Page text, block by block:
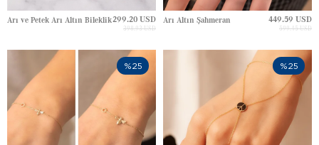
Arı ve Petek Arı Altın Bileklik299.20 USD
398.93 USD
Arı Altın Şahmeran 449.59 USD
599.45 USD
%25 %25